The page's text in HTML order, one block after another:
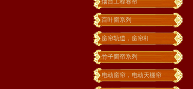
烟台工程卷帘
百叶窗系列
窗帘轨道，窗帘杆
竹子窗帘系列
电动窗帘，电动天棚帘